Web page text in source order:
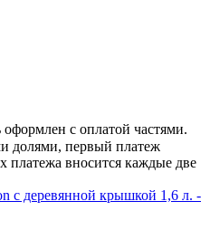
с оплатой частями.
долями, первый платеж
платежа вносится каждые две
с деревянной крышкой 1,6 л. -